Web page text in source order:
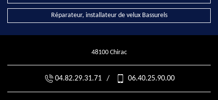
Réparateur, installateur de velux Bassurels
48100 Chirac
04.82.29.31.71 / 06.40.25.90.00